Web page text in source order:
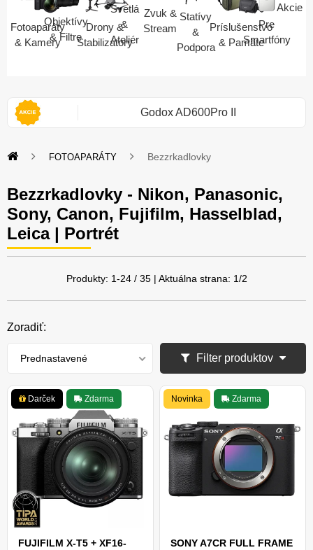
Fotoaparáty
& Kamery
Objektívy
& Filtre
Drony &
Stabilizátory
Svetlá
&
Ateliér
Zvuk &
Stream
Statívy
&
Podpora
Príslušenstvo
& Pamäte
Pre
Smartfóny
Akcie
2S Godox AD600Pro II
FOTOAPARÁTY Bezzrkadlovky
Bezzrkadlovky - Nikon, Panasonic,
Sony, Canon, Fujifilm, Hasselblad,
Leica | Portrét
Produkty: 1-24/ 35| Aktuálna strana: 1/2
Zoradiť:
Prednastavené Filter produktov
Darček Zdarma
FUJIFILM X-T5 + XF16-
Novinka Zdarma
SONY A7CR FULL FRAME